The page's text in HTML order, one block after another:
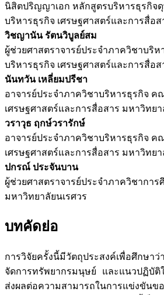
นิสิตปริญญาเอก หลักสูตรบริหารธุรกิ
บริหารธุรกิจ เศรษฐศาสตร์และการสื่อ
วิชญานัน รัตนวิบูลย์สม
ผู้ช่วยศาสตราจารย์ประจำภาควิชาบริ
บริหารธุรกิจ เศรษฐศาสตร์และการสื่อ
นันทวัน เหลี่ยมปรีชา
อาจารย์ประจำภาควิชาบริหารธุรกิจ ค
เศรษฐศาสตร์และการสื่อสาร มหาวิทยา
วราวุธ ฤกษ์วรารักษ์
อาจารย์ประจำภาควิชาบริหารธุรกิจ ค
เศรษฐศาสตร์และการสื่อสาร มหาวิทยา
ปกรณ์ ประจันบาน
ผู้ช่วยศาสตราจารย์ประจำภาควิชากา
มหาวิทยาลัยนเรศวร
บทคัดย่อ
การวิจัยครั้งนี้มีวัตถุประสงค์เพื่อศึกษา
จัดการทรัพยากรมนุษย์ และแนวปฏิบัติ
ส่งผลต่อความสามารถในการแข่งขันข